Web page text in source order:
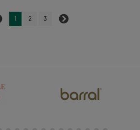
1 2 3